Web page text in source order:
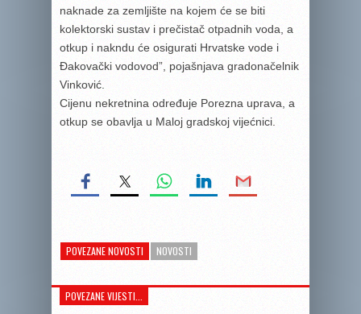
naknade za zemljište na kojem će se biti
kolektorski sustav i prečistač otpadnih voda, a
otkup i nakndu će osigurati Hrvatske vode i
Đakovački vodovod”, pojašnjava gradonačelnik
Vinković.
Cijenu nekretnina određuje Porezna uprava, a
otkup se obavlja u Maloj gradskoj vijećnici.
POVEZANE NOVOSTI NOVOSTI
POVEZANE VIJESTI...